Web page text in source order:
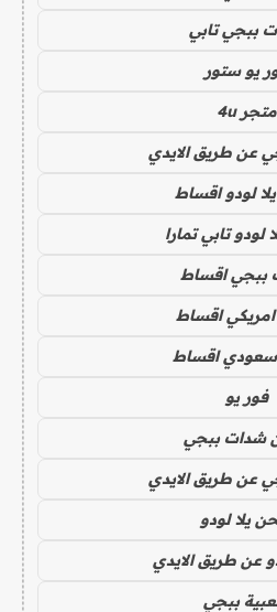
ببجي تابي
يو ستور
متجر 4u
عن طريق الايدي
لودو اقساط
تابي تمارا
ببجي اقساط
امريكي اقساط
سعودي اقساط
فور يو
شدات ببجي
عن طريق الايدي
يلا لودو
عن طريق الايدي
ببجي